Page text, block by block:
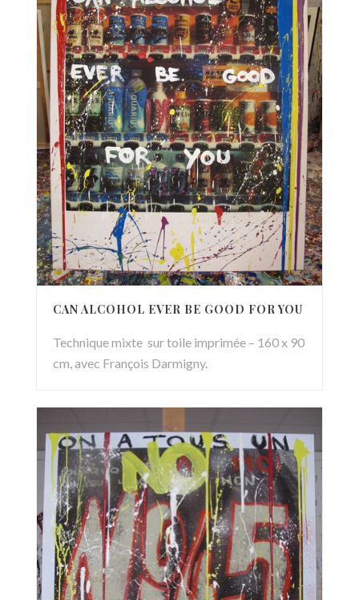
CAN ALCOHOL EVER BE GOOD FOR YOU
Technique mixte sur toile imprimée – 160 x 90
cm, avec François Darmigny.